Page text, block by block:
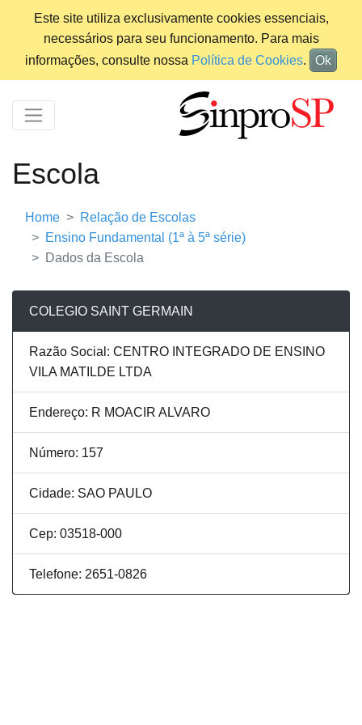
Este site utiliza exclusivamente cookies essenciais,
necessários para seu funcionamento. Para mais
informações, consulte nossa Política de Cookies. Ok
Escola
Home
Relação de Escolas
Ensino Fundamental (1ª à 5ª série)
Dados da Escola
COLEGIO SAINT GERMAIN
Razão Social: CENTRO INTEGRADO DE ENSINO
VILA MATILDE LTDA
Endereço: R MOACIR ALVARO
Número: 157
Cidade: SAO PAULO
Cep: 03518-000
Telefone: 2651-0826